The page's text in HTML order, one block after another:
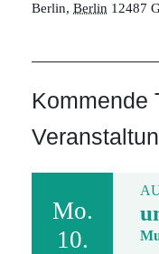
Berlin, Berlin 12487
Kommende
Mo.
10.